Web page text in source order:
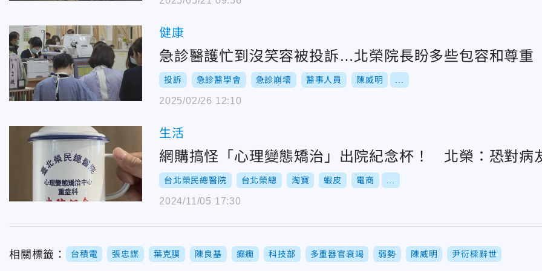
健康
急診醫護忙到沒笑容被投訴…北榮院長盼多些包容和尊重
投訴 急診醫學會 急診崩壞 醫事人員 陳威明
2025/02/26 12:10
生活
網購搞怪「心理變態矯治」出院紀念杯！ 北榮：恐對病
台北榮民總醫院 台北榮總 淘寶 蝦皮 電商
2024/11/05 17:30
相關標籤： 台積電 張忠謀 葉克膜 陳良基 癲癇 科技部 多重器官衰竭 弱勢 陳威明 尹衍樑辭世